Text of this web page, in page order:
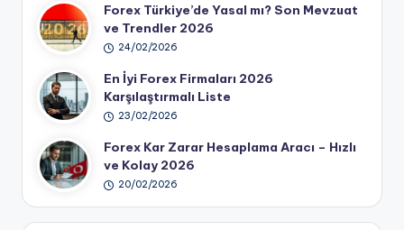
Forex Türkiye’de Yasal mı? Son Mevzuat
ve Trendler 2026
24/02/2026
En İyi Forex Firmaları 2026
Karşılaştırmalı Liste
23/02/2026
Forex Kar Zarar Hesaplama Aracı – Hızlı
ve Kolay 2026
20/02/2026